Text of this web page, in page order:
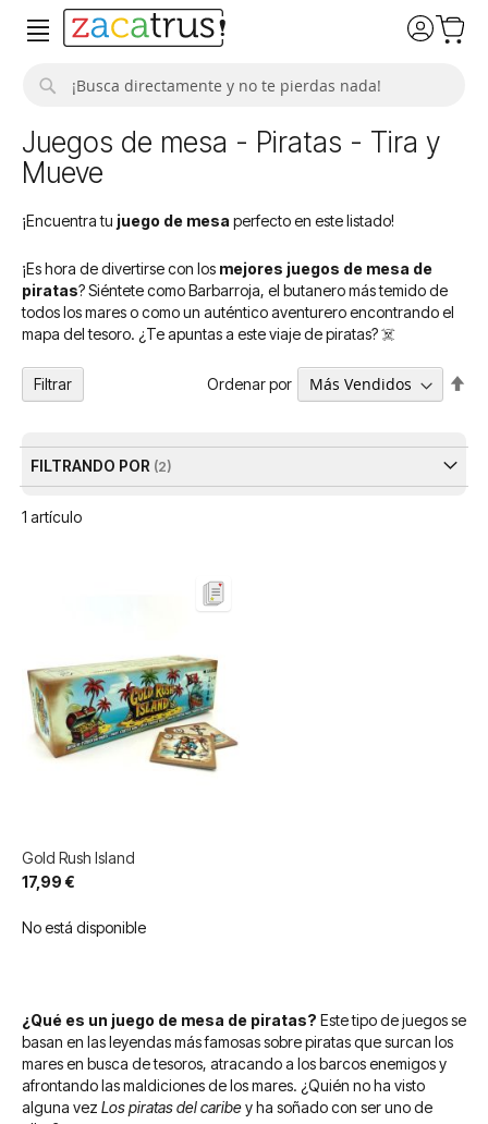
Juegos de mesa - Piratas - Tira y
Mueve
¡Encuentra tu juego de mesa perfecto en este listado!
¡Es hora de divertirse con los mejores juegos de mesa de
piratas? Siéntete como Barbarroja, el butanero más temido de
todos los mares o como un auténtico aventurero encontrando el
mapa del tesoro. ¿Te apuntas a este viaje de piratas? ☠️
1 artículo
Ordenar por
Gold Rush Island
17,99 €
No está disponible
¿Qué es un juego de mesa de piratas? Este tipo de juegos se
basan en las leyendas más famosas sobre piratas que surcan los
mares en busca de tesoros, atracando a los barcos enemigos y
afrontando las maldiciones de los mares. ¿Quién no ha visto
alguna vez Los piratas del caribey ha soñado con ser uno de
Filtrar
FILTRANDO POR